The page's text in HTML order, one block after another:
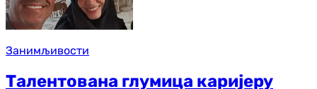
Занимљивости
Талентована глумица каријеру